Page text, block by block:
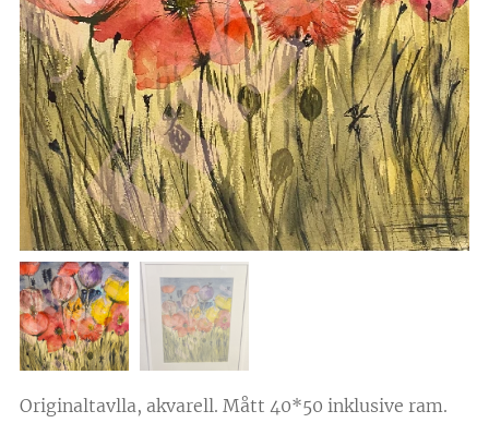
Originaltavlla, akvarell. Mått 40*50 inklusive ram.